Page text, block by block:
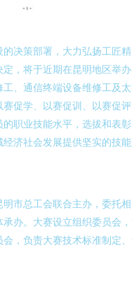
决策部署，大力弘扬工匠精
，将于近期在昆明地区举
、通信终端设备维修工及
促学、以赛促训、以赛促
职业技能水平，选拔和表
济社会发展提供坚实的技
市总工会联合主办，委托
办。大赛设立组织委员会
，负责大赛技术标准制定